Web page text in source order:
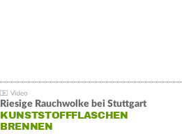
Riesige Rauchwolke bei Stuttgart
KUNSTSTOFFFLASCHEN
BRENNEN